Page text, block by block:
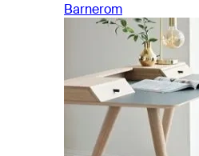
Barnerom